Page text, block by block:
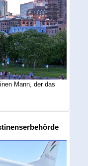
Mann, der das